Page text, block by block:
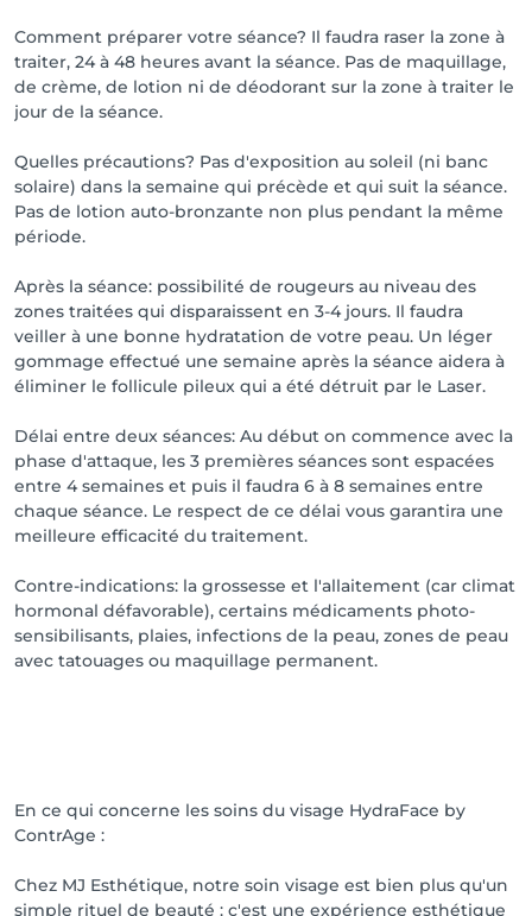
Comment préparer votre séance? Il faudra raser la zone à
traiter, 24 à 48 heures avant la séance. Pas de maquillage,
de crème, de lotion ni de déodorant sur la zone à traiter le
jour de la séance.
Quelles précautions? Pas d'exposition au soleil (ni banc
solaire) dans la semaine qui précède et qui suit la séance.
Pas de lotion auto-bronzante non plus pendant la même
période.
Après la séance: possibilité de rougeurs au niveau des
zones traitées qui disparaissent en 3-4 jours. Il faudra
veiller à une bonne hydratation de votre peau. Un léger
gommage effectué une semaine après la séance aidera à
éliminer le follicule pileux qui a été détruit par le Laser.
Délai entre deux séances: Au début on commence avec la
phase d'attaque, les 3 premières séances sont espacées
entre 4 semaines et puis il faudra 6 à 8 semaines entre
chaque séance. Le respect de ce délai vous garantira une
meilleure efficacité du traitement.
Contre-indications: la grossesse et l'allaitement (car climat
hormonal défavorable), certains médicaments photo-
sensibilisants, plaies, infections de la peau, zones de peau
avec tatouages ou maquillage permanent.
En ce qui concerne les soins du visage HydraFace by
ContrAge :
Chez MJ Esthétique, notre soin visage est bien plus qu'un
simple rituel de beauté : c'est une expérience esthétique